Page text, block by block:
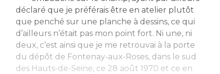
déclaré que je préférais être en atelier plutôt
que penché sur une planche à dessins, ce qui
d’ailleurs n’était pas mon point fort. Ni une, ni
deux, c’est ainsi que je me retrouvai à la porte
du dépôt de Fontenay-aux-Roses, dans le sud
des Hauts-de-Seine, ce 28 août 1970 et ce en